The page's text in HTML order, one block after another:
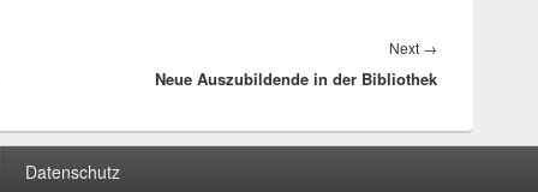
Next →
post:
Neue Auszubildende in der Bibliothek
Datenschutz